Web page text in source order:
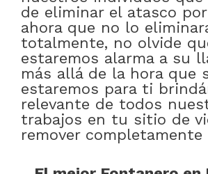
de eliminar el atasco
ahora que no lo
totalmente, no olvide
estaremos alarma a su
más allá de la hora que
estaremos para ti
relevante de todos
trabajos en tu sitio de
remover completamente